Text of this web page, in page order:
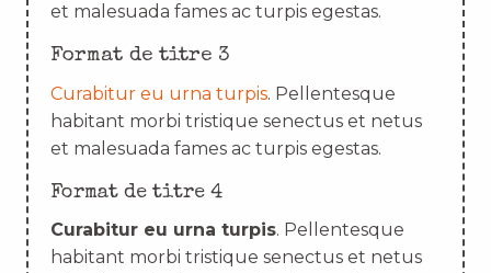
et malesuada fames ac turpis egestas.
Format de titre 3
Curabitur eu urna turpis. Pellentesque
habitant morbi tristique senectus et netus
et malesuada fames ac turpis egestas.
Format de titre 4
Curabitur eu urna turpis. Pellentesque
habitant morbi tristique senectus et netus